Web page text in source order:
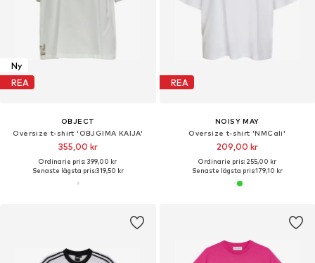
Ny
REA
OBJECT
Oversize t-shirt 'OBJGIMA KAIJA'
355,00 kr
Ordinarie pris: 399,00 kr
Senaste lägsta pris:319,50 kr
REA
NOISY MAY
Oversize t-shirt 'NMCali'
209,00 kr
Ordinarie pris: 255,00 kr
Senaste lägsta pris:179,10 kr